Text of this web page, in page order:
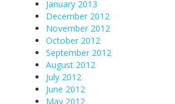
January 2013
December 2012
November 2012
October 2012
September 2012
August 2012
July 2012
June 2012
May 2012